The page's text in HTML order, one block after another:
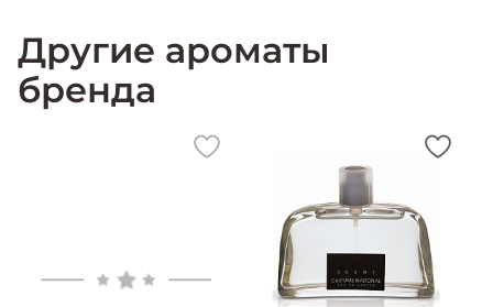
Другие ароматы
бренда